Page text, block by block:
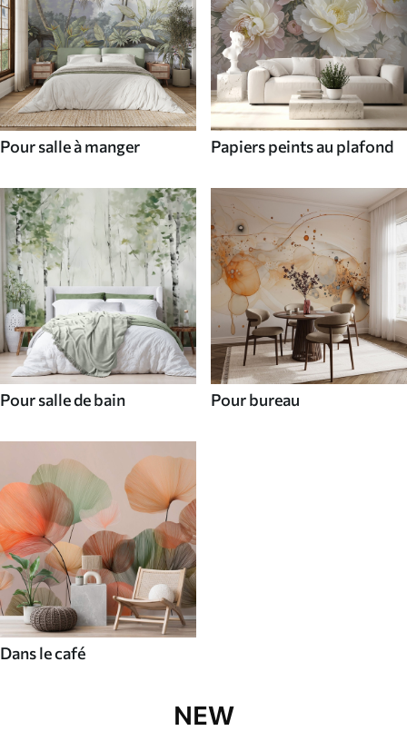
Pour salle à manger Papiers peints au plafond
Pour salle de bain Pour bureau
Dans le café
NEW